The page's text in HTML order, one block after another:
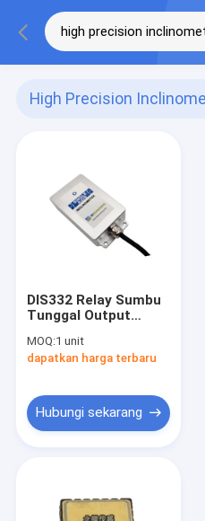
High Precision
DIS332 Relay Sumbu
Tunggal Output
Saklar Relay
MOQ:1 unit
dapatkan harga terbaru
Hubungi sekarang